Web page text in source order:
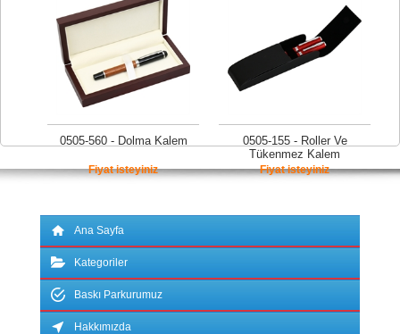
0505-560 - Dolma Kalem
Fiyat isteyiniz
0505-155 - Roller Ve
Tükenmez Kalem
Fiyat isteyiniz
Ana Sayfa
Kategoriler
Baskı Parkurumuz
Hakkımızda